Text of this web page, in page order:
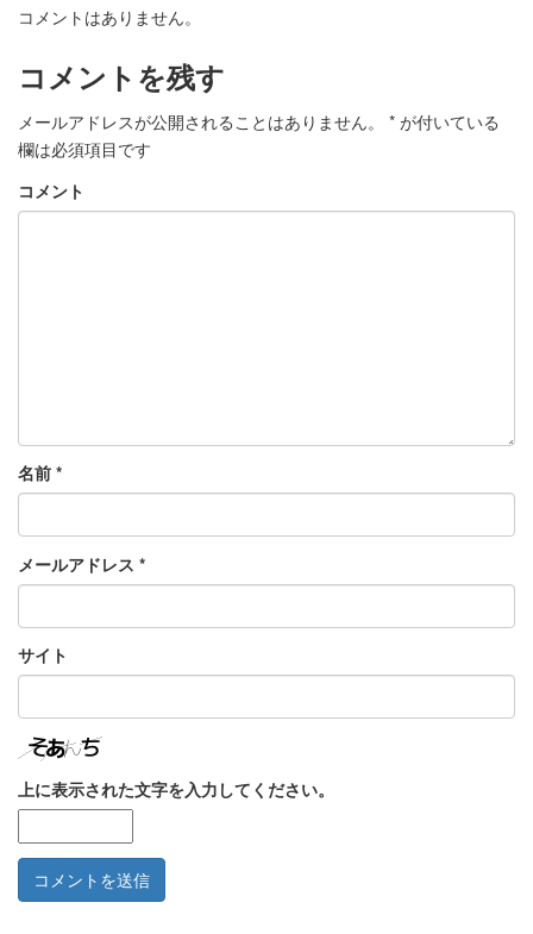
コメントはありません。
コメントを残す
メールアドレスが公開されることはありません。 * が付いている
欄は必須項目です
コメント
名前 *
メールアドレス *
サイト
上に表示された文字を入力してください。